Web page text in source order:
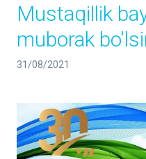
Mustaqillik
muborak
31/08/2021